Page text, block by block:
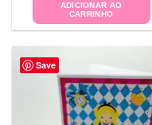
ADICIONAR AO
CARRINHO
Save